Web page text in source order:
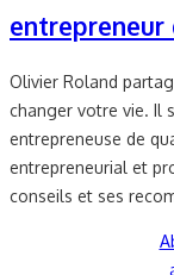
Olivier Roland
changer votre vie. Il
entrepreneuse de
entrepreneurial et
conseils et ses